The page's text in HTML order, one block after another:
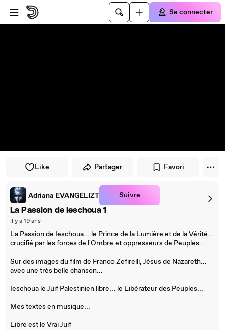
Passer au player
Passer au contenu principal
Se connecter
Like Partager Favori
Adriana EVANGELIZT Suivre
La Passion de Ieschoua 1
il y a 19 ans
La Passion de Ieschoua... le Prince de la Lumière et de la Vérité...
crucifié par les forces de l'Ombre et oppresseurs de Peuples...
Sur des images du film de Franco Zefirelli, Jésus de Nazareth...
avec une très belle chanson...
Ieschoua le Juif Palestinien libre... le Libérateur des Peuples...
Mes textes en musique...
Libre est le Vrai Juif